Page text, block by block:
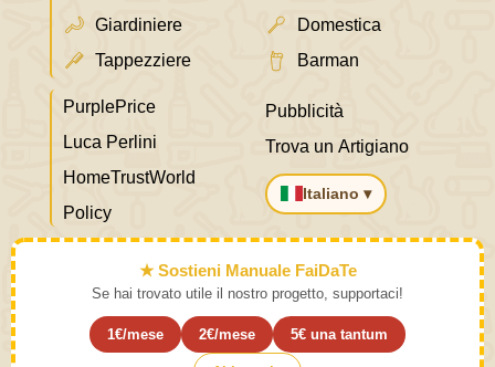
Giardiniere
Tappezziere
Domestica
Barman
PurplePrice
Luca Perlini
HomeTrustWorld
Policy
Pubblicità
Trova un Artigiano
Italiano ▾
★ Sostieni Manuale FaiDaTe
Se hai trovato utile il nostro progetto, supportaci!
1€/mese 2€/mese 5€ una tantum